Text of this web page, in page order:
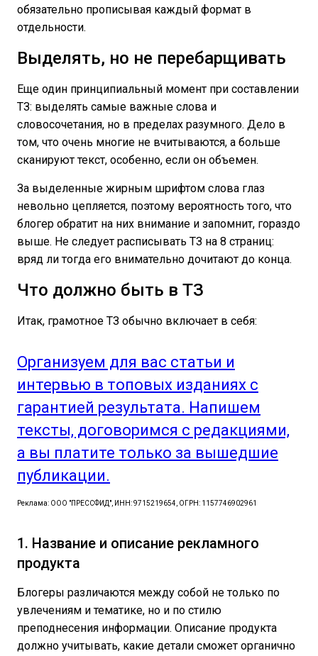
обязательно прописывая каждый формат в
отдельности.
Выделять, но не перебарщивать
Еще один принципиальный момент при составлении
ТЗ: выделять самые важные слова и
словосочетания, но в пределах разумного. Дело в
том, что очень многие не вчитываются, а больше
сканируют текст, особенно, если он объемен.
За выделенные жирным шрифтом слова глаз
невольно цепляется, поэтому вероятность того, что
блогер обратит на них внимание и запомнит, гораздо
выше. Не следует расписывать ТЗ на 8 страниц:
вряд ли тогда его внимательно дочитают до конца.
Что должно быть в ТЗ
Итак, грамотное ТЗ обычно включает в себя:
Организуем для вас статьи и
интервью в топовых изданиях с
гарантией результата. Напишем
тексты, договоримся с редакциями,
а вы платите только за вышедшие
публикации.
Реклама: ООО "ПРЕССФИД", ИНН: 9715219654, ОГРН: 1157746902961
1. Название и описание рекламного
продукта
Блогеры различаются между собой не только по
увлечениям и тематике, но и по стилю
преподнесения информации. Описание продукта
должно учитывать, какие детали сможет органично